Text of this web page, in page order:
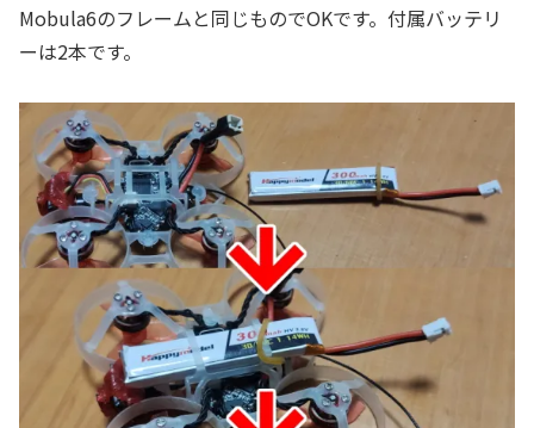
Mobula6のフレームと同じものでOKです。付属バッテリ
ーは2本です。